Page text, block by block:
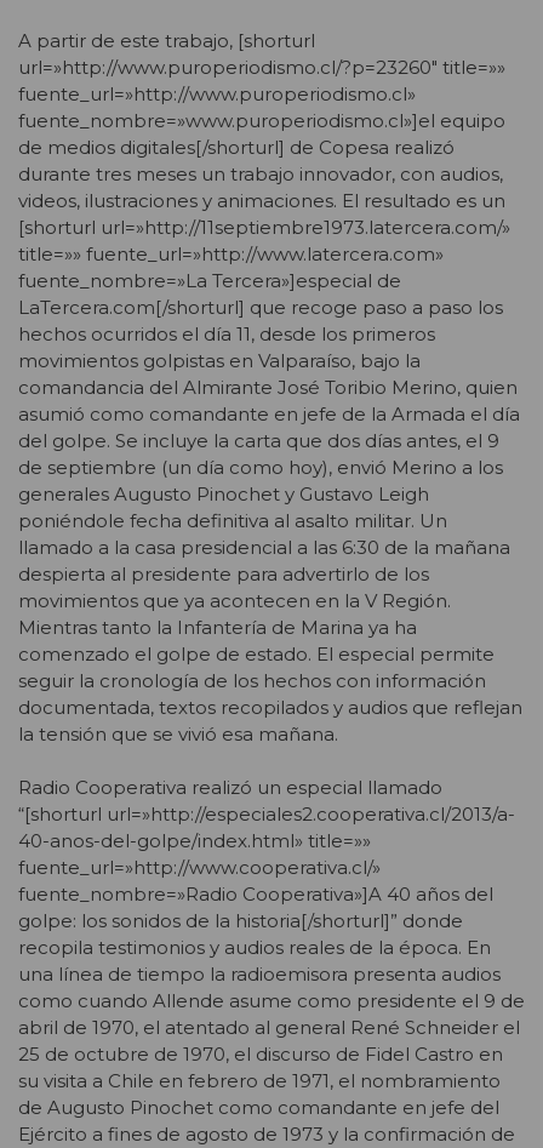
A partir de este trabajo, [shorturl
url=»http://www.puroperiodismo.cl/?p=23260″ title=»»
fuente_url=»http://www.puroperiodismo.cl»
fuente_nombre=»www.puroperiodismo.cl»]el equipo
de medios digitales[/shorturl] de Copesa realizó
durante tres meses un trabajo innovador, con audios,
videos, ilustraciones y animaciones. El resultado es un
[shorturl url=»http://11septiembre1973.latercera.com/»
title=»» fuente_url=»http://www.latercera.com»
fuente_nombre=»La Tercera»]especial de
LaTercera.com[/shorturl] que recoge paso a paso los
hechos ocurridos el día 11, desde los primeros
movimientos golpistas en Valparaíso, bajo la
comandancia del Almirante José Toribio Merino, quien
asumió como comandante en jefe de la Armada el día
del golpe. Se incluye la carta que dos días antes, el 9
de septiembre (un día como hoy), envió Merino a los
generales Augusto Pinochet y Gustavo Leigh
poniéndole fecha definitiva al asalto militar. Un
llamado a la casa presidencial a las 6:30 de la mañana
despierta al presidente para advertirlo de los
movimientos que ya acontecen en la V Región.
Mientras tanto la Infantería de Marina ya ha
comenzado el golpe de estado. El especial permite
seguir la cronología de los hechos con información
documentada, textos recopilados y audios que reflejan
la tensión que se vivió esa mañana.
Radio Cooperativa realizó un especial llamado
“[shorturl url=»http://especiales2.cooperativa.cl/2013/a-
40-anos-del-golpe/index.html» title=»»
fuente_url=»http://www.cooperativa.cl/»
fuente_nombre=»Radio Cooperativa»]A 40 años del
golpe: los sonidos de la historia[/shorturl]” donde
recopila testimonios y audios reales de la época. En
una línea de tiempo la radioemisora presenta audios
como cuando Allende asume como presidente el 9 de
abril de 1970, el atentado al general René Schneider el
25 de octubre de 1970, el discurso de Fidel Castro en
su visita a Chile en febrero de 1971, el nombramiento
de Augusto Pinochet como comandante en jefe del
Ejército a fines de agosto de 1973 y la confirmación de